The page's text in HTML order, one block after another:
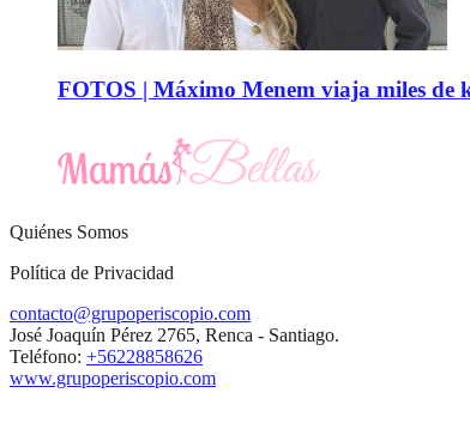
FOTOS | Máximo Menem viaja miles de
Quiénes Somos
Política de Privacidad
contacto@grupoperiscopio.com
José Joaquín Pérez 2765, Renca - Santiago.
Teléfono: +56228858626
www.grupoperiscopio.com